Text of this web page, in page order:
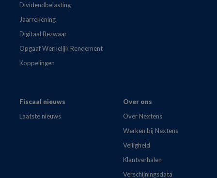
Dividendbelasting
Jaarrekening
Digitaal Bezwaar
Opgaaf Werkelijk Rendement
Koppelingen
Fiscaal nieuws
Laatste nieuws
Over ons
Over Nextens
Werken bij Nextens
Veiligheid
Klantverhalen
Verschijningsdata